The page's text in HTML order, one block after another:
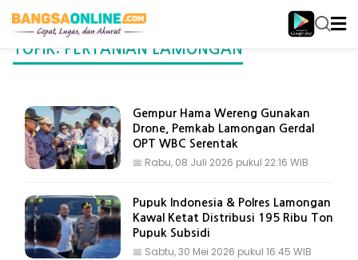
TOPIK: PERTANIAN LAMONGAN
Gempur Hama Wereng Gunakan
Drone, Pemkab Lamongan Gerdal
OPT WBC Serentak
📅 Rabu, 08 Juli 2026 pukul 22:16 WIB
Pupuk Indonesia & Polres Lamongan
Kawal Ketat Distribusi 195 Ribu Ton
Pupuk Subsidi
📅 Sabtu, 30 Mei 2026 pukul 16:45 WIB